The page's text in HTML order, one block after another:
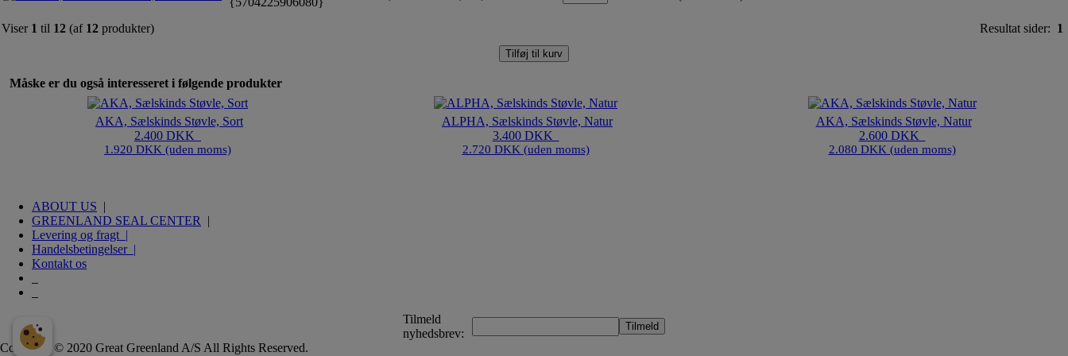
Viser 1 til 12 (af 12 produkter) Resultat sider: 1
Tilføj til kurv
Måske er du også interesseret i følgende produkter
AKA, Sælskinds Støvle, Sort
2.400 DKK
1.920 DKK (uden moms)
ALPHA, Sælskinds Støvle, Natur
3.400 DKK
2.720 DKK (uden moms)
AKA, Sælskinds Støvle, Natur
2.600 DKK
2.080 DKK (uden moms)
ABOUT US |
GREENLAND SEAL CENTER
|
Levering og fragt |
Handelsbetingelser |
Kontakt os
Tilmeld
nyhedsbrev:
Copyright © 2020 Great Greenland A/S All Rights Reserved.